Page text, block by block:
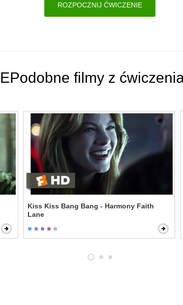
ROZPOCZNIJ ĆWICZENIE
EPodobne filmy z
Kiss Kiss Bang Bang - Harmony Faith
Lane